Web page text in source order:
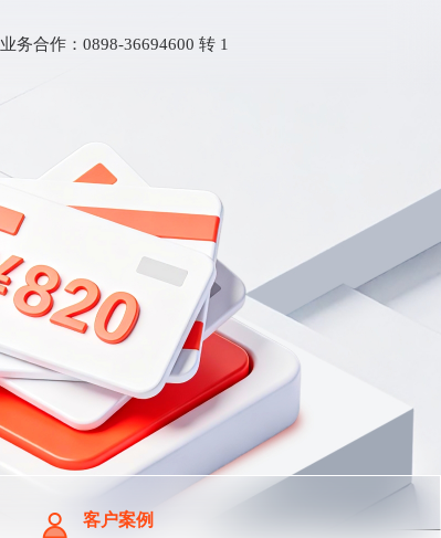
业务合作：0898-36694600 转 1
客户案例